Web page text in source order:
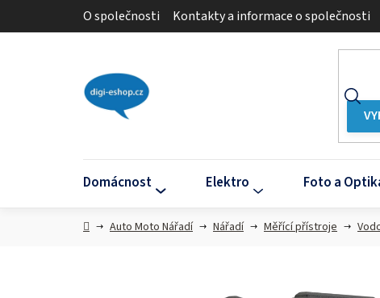
O společnosti Kontakty a informace o společnosti
Domácnost Elektro Foto a
DomůAuto Moto Nářadí Nářadí Měřící přístroje